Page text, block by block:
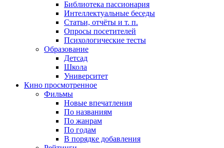
Библиотека пассионария
Интеллектуальные беседы
Статьи, отчёты и т. п.
Опросы посетителей
Психологические тесты
Образование
Детсад
Школа
Университет
Кино просмотренное
Фильмы
Новые впечатления
По названиям
По жанрам
По годам
В порядке добавления